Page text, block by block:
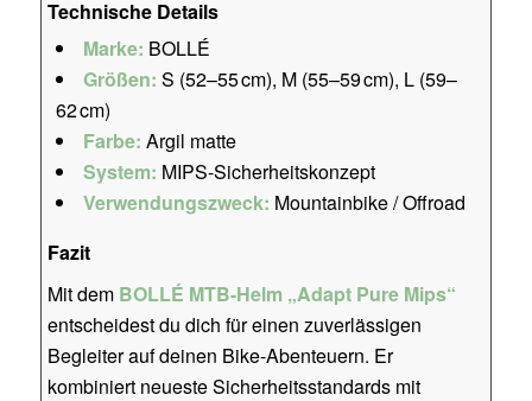
Technische Details
Marke: BOLLÉ
Größen: S (52–55 cm), M (55–59 cm), L (59–
62 cm)
Farbe: Argil matte
System: MIPS-Sicherheitskonzept
Verwendungszweck: Mountainbike / Offroad
Fazit
Mit dem BOLLÉ MTB-Helm „Adapt Pure Mips“
entscheidest du dich für einen zuverlässigen
Begleiter auf deinen Bike-Abenteuern. Er
kombiniert neueste Sicherheitsstandards mit